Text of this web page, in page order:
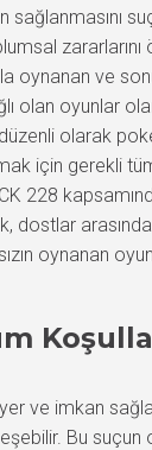
sağlanmasını
oynanan ve
olan oyunlar
olarak
için gerekli
228
dostlar
oynanan
ve imkan
Bu suçun